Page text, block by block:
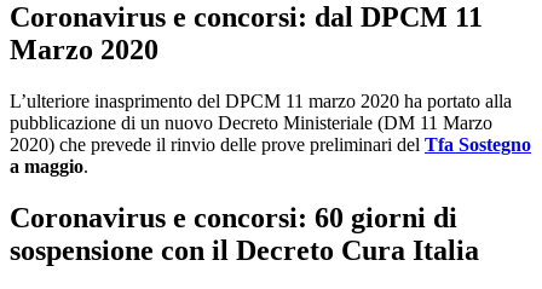
Coronavirus e concorsi: dal DPCM 11
Marzo 2020
L’ulteriore inasprimento del DPCM 11 marzo 2020 ha portato alla
pubblicazione di un nuovo Decreto Ministeriale (DM 11 Marzo
2020) che prevede il rinvio delle prove preliminari del Tfa Sostegno
a maggio.
Coronavirus e concorsi: 60 giorni di
sospensione con il Decreto Cura Italia